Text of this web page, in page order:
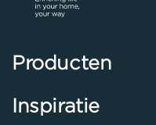
Producten
Inspiratie